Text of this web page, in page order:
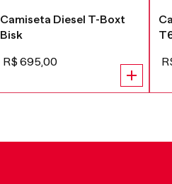
Camiseta Diesel T-Boxt
Bisk
R$ 695,00